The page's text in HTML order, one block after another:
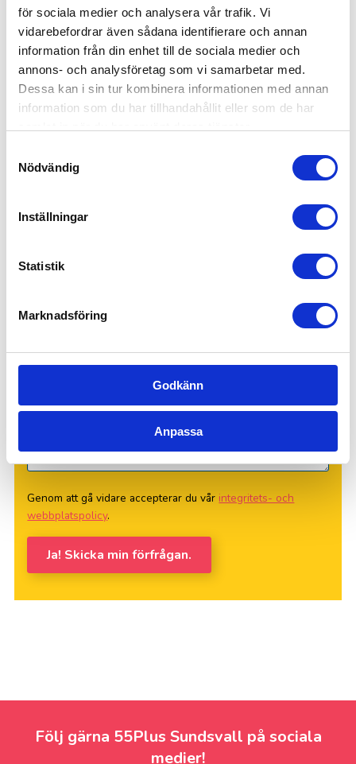
för sociala medier och analysera vår trafik. Vi
vidarebefordrar även sådana identifierare och annan
information från din enhet till de sociala medier och
annons- och analysföretag som vi samarbetar med.
Dessa kan i sin tur kombinera informationen med annan
information som du har tillhandahållit eller som de har
Nödvändig
Inställningar
Statistik
Marknadsföring
Godkänn
Anpassa
Lager, logistik & industri
Ekonomi, administration, löner & HR
Försäljning, mötesbokning & handel
Offentlig sektor – Hemtjänst, fönsterputs &
fastighetsskötsel
Genom att gå vidare accepterar du vår integritets- och
webbplatspolicy.
Ja! Skicka min förfrågan.
Följ gärna 55Plus Sundsvall på sociala
medier!